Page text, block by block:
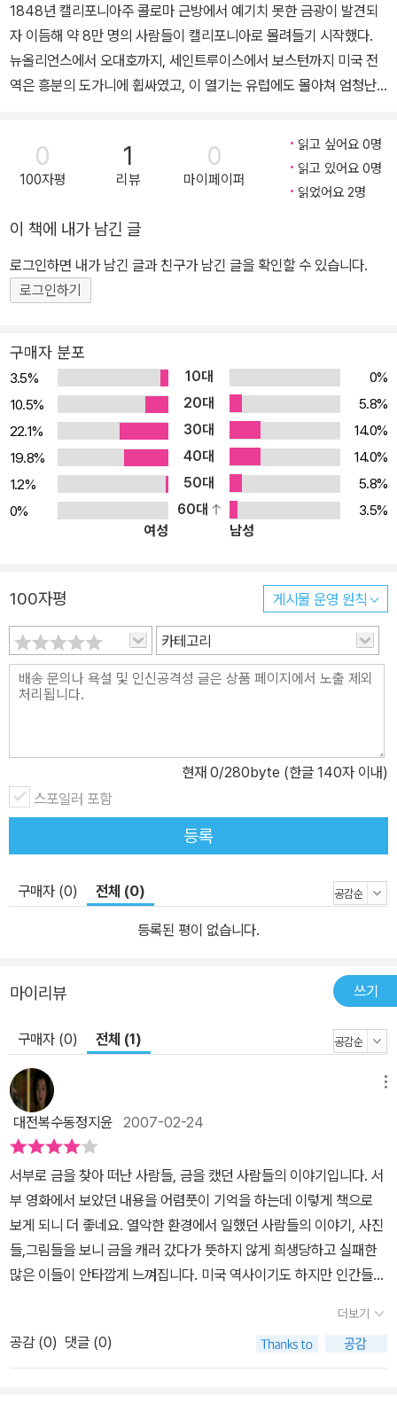
1848년 캘리포니아주 콜로마 근방에서 예기치 못한 금광이 발견되
자 이듬해 약 8만 명의 사람들이 캘리포니아로 몰려들기 시작했다.
뉴올리언스에서 오대호까지, 세인트루이스에서 보스턴까지 미국 전
역은 흥분의 도가니에 휩싸였고, 이 열기는 유럽에도 몰아쳐 엄청난
를, 해군과 경찰은 직장을 버리고 떠났다. 악속의 땅을 찾아가는 대열
은 그 세대의 모든 희망과 무절제를 응축하고 있었다. 금은 도처에서
발견되었다. 오스트레일리아와 뉴질랜드, 브라질과 남아프리카 연합,
주의가 이 열기를 잠재울 때까지 19세기 골드러시의 현장은 부를 거
머쥐려는 황금 채굴자들로 몸살을 앓았다.
0
100자평
1
리뷰
0
마이페이퍼
읽고 싶어요 0명
읽고 있어요 0명
읽었어요 2명
이 책에 내가 남긴 글
로그인하면 내가 남긴 글과 친구가 남긴 글을 확인할 수 있습니다.
로그인하기
구매자 분포
3.5% 10대
0%
10.5%
20대
5.8%
22.1%
30대
14.0%
19.8%
40대
14.0%
1.2%
50대
5.8%
0%
60대
3.5%
여성
남성
100자평 게시물 운영 원칙
카테고리
현재 0/280byte (한글 140자 이내)
스포일러 포함
등록
구매자 (0) 전체 (0)
등록된 평이 없습니다.
마이리뷰 쓰기
구매자 (0) 전체 (1)
대전복수동정지윤 2007-02-24
서부로 금을 찾아 떠난 사람들, 금을 캤던 사람들의 이야기입니다. 서
부 영화에서 보았던 내용을 어렴풋이 기억을 하는데 이렇게 책으로
보게 되니 더 좋네요. 열악한 환경에서 일했던 사람들의 이야기, 사진
들,그림들을 보니 금을 캐러 갔다가 뜻하지 않게 희생당하고 실패한
많은 이들이 안타깝게 느껴집니다. 미국 역사이기도 하지만 인간들의
더보기
공감 (0) 댓글 (0)